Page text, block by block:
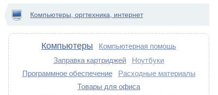
Компьютеры, оргтехника, интернет
Компьютеры
Компьютерная помощь
Заправка картриджей
Ноутбуки
Программное обеспечение
Расходные материалы
Товары для офиса